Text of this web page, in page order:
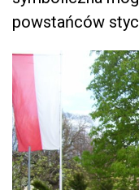
powstańców